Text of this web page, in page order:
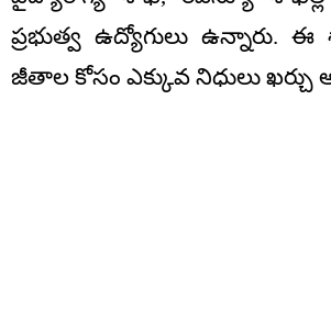
ప్రభుత్వ ఉద్యోగులు ఉన్నారు.
జీతాల కోసం ఎక్కువ నిధులు